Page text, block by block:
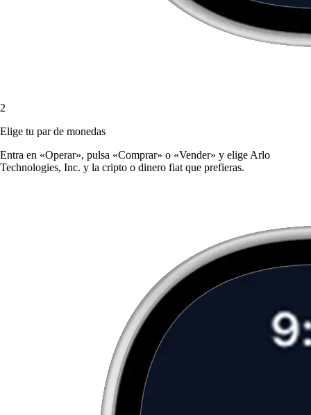
2
Elige tu par de monedas
Entra en «Operar», pulsa «Comprar» o «Vender» y elige Arlo
Technologies, Inc. y la cripto o dinero fiat que prefieras.